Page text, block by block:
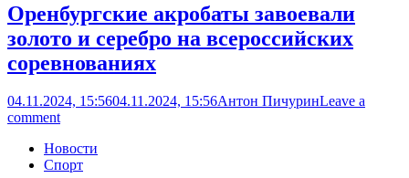
Оренбургские акробаты завоевали
золото и серебро на всероссийских
соревнованиях
04.11.2024, 15:5604.11.2024, 15:56Антон ПичуринLeave a
comment
Новости
Спорт